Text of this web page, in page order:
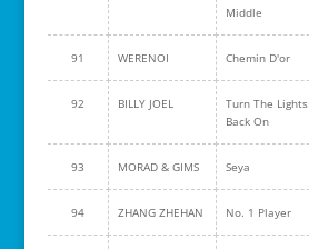
Middle
91 WERENOI Chemin D'or
92 BILLY JOEL
Turn The Lights
Back On
93 MORAD & GIMS Seya
94 ZHANG ZHEHAN No. 1 Player